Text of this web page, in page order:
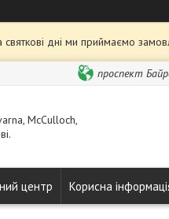
дні ми приймаємо
проспект
McCulloch,
центр Корисна